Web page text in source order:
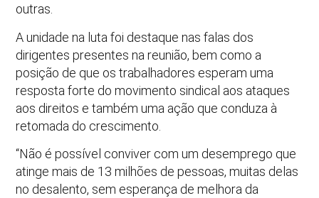
outras.
A unidade na luta foi destaque nas falas dos
dirigentes presentes na reunião, bem como a
posição de que os trabalhadores esperam uma
resposta forte do movimento sindical aos ataques
aos direitos e também uma ação que conduza à
retomada do crescimento.
“Não é possível conviver com um desemprego que
atinge mais de 13 milhões de pessoas, muitas delas
no desalento, sem esperança de melhora da